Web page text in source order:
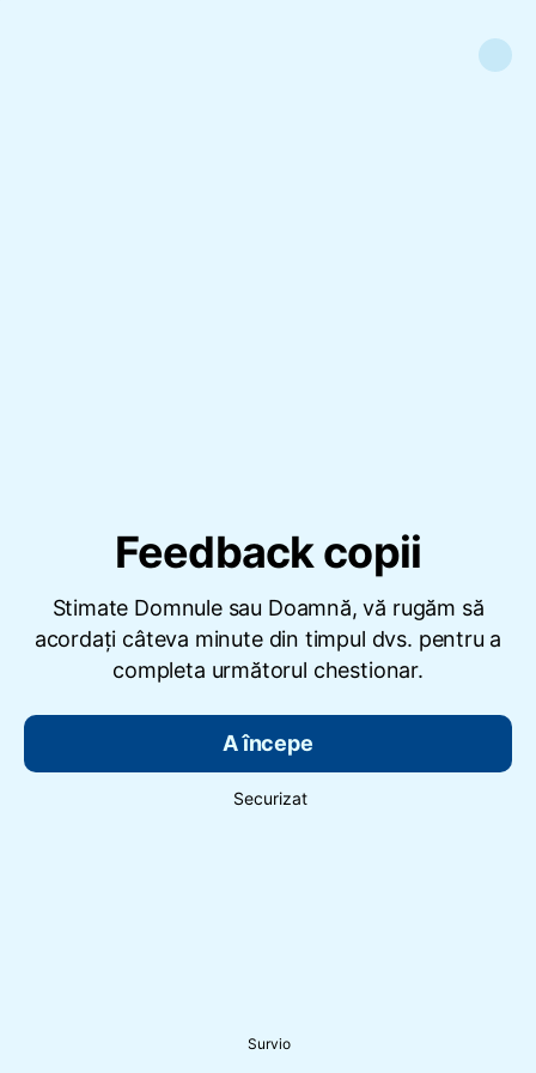
Feedback copii
Stimate Domnule sau Doamnă, vă rugăm să
acordați câteva minute din timpul dvs. pentru a
completa următorul chestionar.
A începe
Securizat
Survio